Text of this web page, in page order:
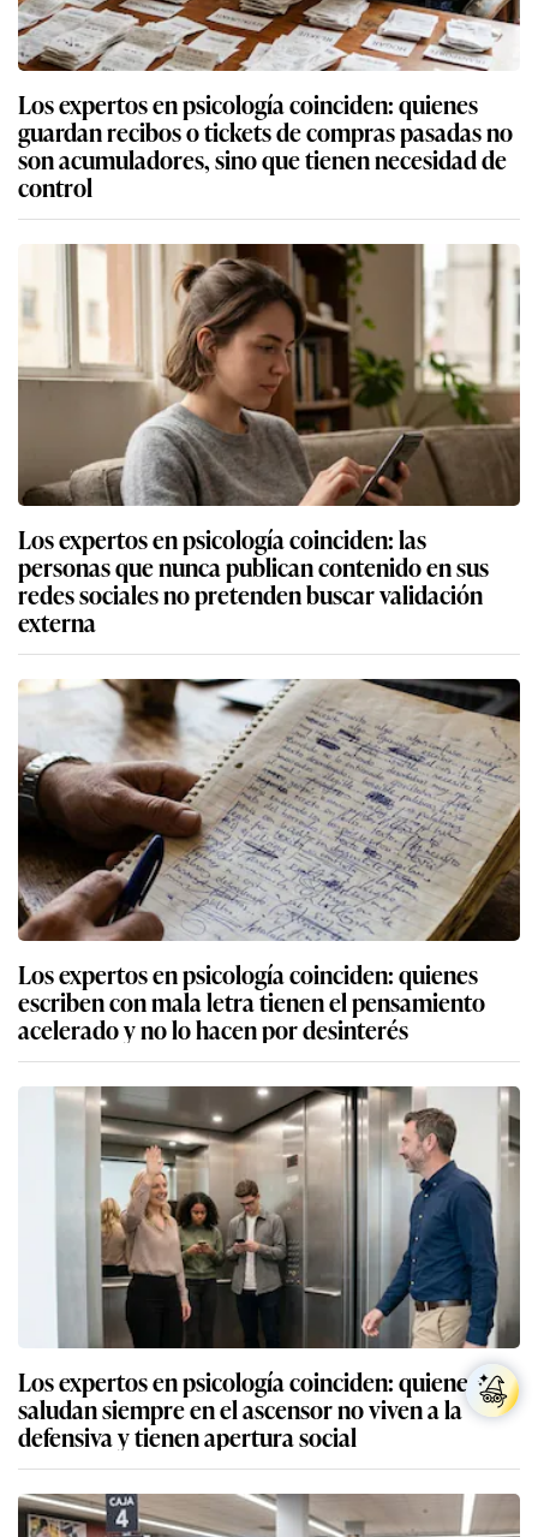
Los expertos en psicología coinciden: quienes
guardan recibos o tickets de compras pasadas no
son acumuladores, sino que tienen necesidad de
control
Los expertos en psicología coinciden: las
personas que nunca publican contenido en sus
redes sociales no pretenden buscar validación
externa
Los expertos en psicología coinciden: quienes
escriben con mala letra tienen el pensamiento
acelerado y no lo hacen por desinterés
Los expertos en psicología coinciden: quienes
saludan siempre en el ascensor no viven a la
defensiva y tienen apertura social